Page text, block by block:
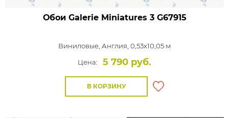
Обои Galerie Miniatures 3G67915
Виниловые, Англия, 0,53x10,05 м
Цена:
5 790 руб.
В КОРЗИНУ